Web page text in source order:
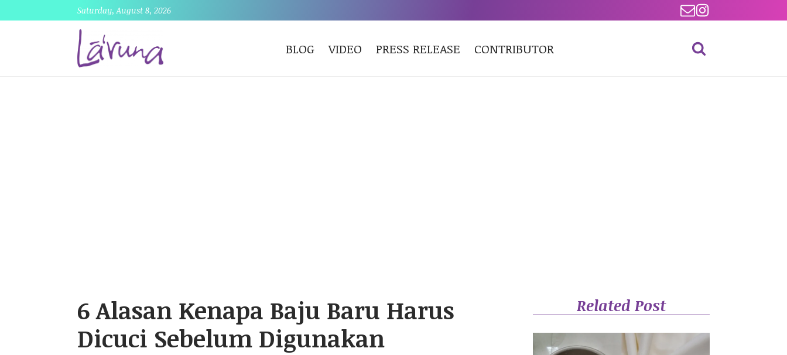
Saturday, August 8, 2026
BLOG VIDEO PRESS RELEASE CONTRIBUTOR
6 Alasan Kenapa Baju Baru Harus
Dicuci Sebelum Digunakan
Related Post